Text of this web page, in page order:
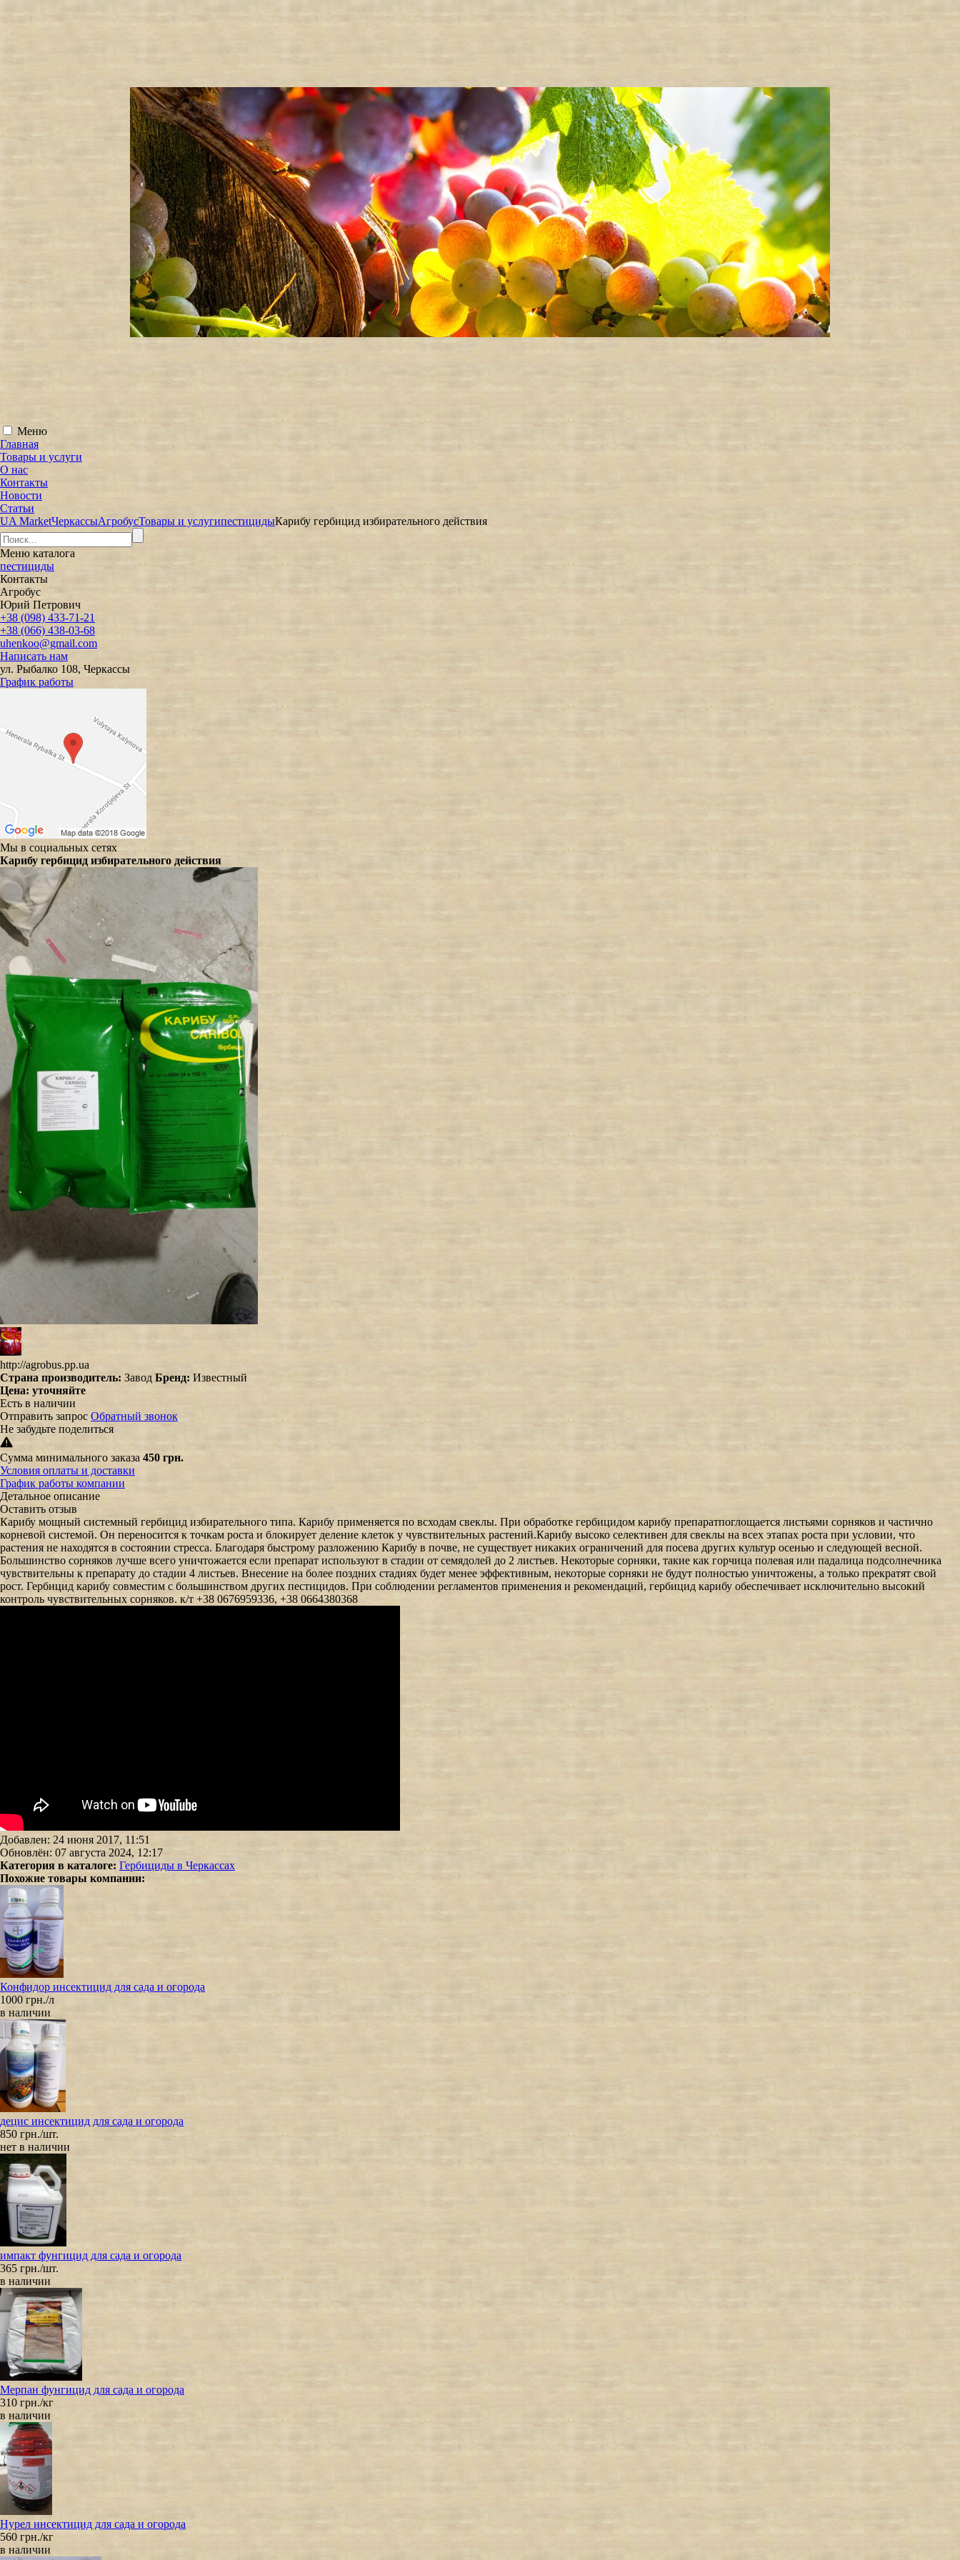
Меню
Главная
Товары и услуги
О нас
Контакты
Новости
Статьи
UA MarketЧеркассыАгробусТовары и услугипестицидыКарибу гербицид избирательного действия
Меню каталога
пестициды
Контакты
Агробус
Юрий Петрович
+38 (098) 433-71-21
+38 (066) 438-03-68
uhenkoo@gmail.com
Написать нам
ул. Рыбалко 108, Черкассы
График работы
Мы в социальных сетях
Карибу гербицид избирательного действия
http://agrobus.pp.ua
Страна производитель: Завод Бренд: Известный
Цена: уточняйте
Есть в наличии
Отправить запрос Обратный звонок
Не забудьте поделиться
Сумма минимального заказа 450 грн.
Условия оплаты и доставки
График работы компании
Детальное описание
Оставить отзыв
Карибу мощный системный гербицид избирательного типа. Карибу применяется по всходам свеклы. При обработке гербицидом карибу препаратпоглощается листьями сорняков и частично
корневой системой. Он переносится к точкам роста и блокирует деление клеток у чувствительных растений.Карибу высоко селективен для свеклы на всех этапах роста при условии, что
растения не находятся в состоянии стресса. Благодаря быстрому разложению Карибу в почве, не существует никаких ограничений для посева других культур осенью и следующей весной.
Большинство сорняков лучше всего уничтожается если препарат используют в стадии от семядолей до 2 листьев. Некоторые сорняки, такие как горчица полевая или падалица подсолнечника
чувствительны к препарату до стадии 4 листьев. Внесение на более поздних стадиях будет менее эффективным, некоторые сорняки не будут полностью уничтожены, а только прекратят свой
рост. Гербицид карибу совместим с большинством других пестицидов. При соблюдении регламентов применения и рекомендаций, гербицид карибу обеспечивает исключительно высокий
контроль чувствительных сорняков. к/т +38 0676959336, +38 0664380368
Добавлен: 24 июня 2017, 11:51
Обновлён: 07 августа 2024, 12:17
Категория в каталоге: Гербициды в Черкассах
Похожие товары компании:
Конфидор инсектицид для сада и огорода
1000 грн./л
в наличии
децис инсектицид для сада и огорода
850 грн./шт.
нет в наличии
импакт фунгицид для сада и огорода
365 грн./шт.
в наличии
Мерпан фунгицид для сада и огорода
310 грн./кг
в наличии
Нурел инсектицид для сада и огорода
560 грн./кг
в наличии